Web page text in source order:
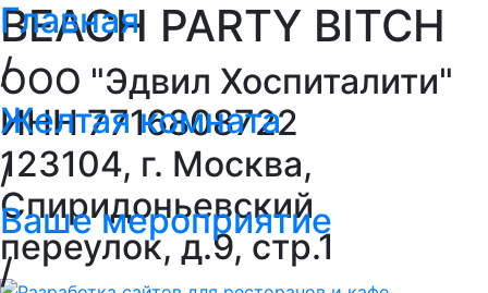
Главная
/
Желтая комната
/
Ваше мероприятие
/
BEACH PARTY BITCH
ООО "Эдвил Хоспиталити"
ИНН 7716808722
123104, г. Москва,
Спиридоньевский
переулок, д.9, стр.1